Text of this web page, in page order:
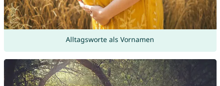
Alltagsworte als Vornamen